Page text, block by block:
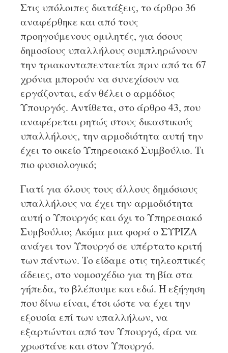
Στις υπόλοιπες διατάξεις, το άρθρο 36
αναφέρθηκε και από τους
προηγούμενους ομιλητές, για όσους
δημοσίους υπαλλήλους συμπληρώνουν
την τριακονταπενταετία πριν από τα 67
χρόνια μπορούν να συνεχίσουν να
εργάζονται, εάν θέλει ο αρμόδιος
Υπουργός. Αντίθετα, στο άρθρο 43, που
αναφέρεται ρητώς στους δικαστικούς
υπαλλήλους, την αρμοδιότητα αυτή την
έχει το οικείο Υπηρεσιακό Συμβούλιο. Τι
πιο φυσιολογικό;
Γιατί για όλους τους άλλους δημόσιους
υπαλλήλους να έχει την αρμοδιότητα
αυτή ο Υπουργός και όχι το Υπηρεσιακό
Συμβούλιο; Ακόμα μια φορά ο ΣΥΡΙΖΑ
ανάγει τον Υπουργό σε υπέρτατο κριτή
των πάντων. Το είδαμε στις τηλεοπτικές
άδειες, στο νομοσχέδιο για τη βία στα
γήπεδα, το βλέπουμε και εδώ. Η εξήγηση
που δίνω είναι, έτσι ώστε να έχει την
εξουσία επί των υπαλλήλων, να
εξαρτώνται από τον Υπουργό, άρα να
χρωστάνε και στον Υπουργό.